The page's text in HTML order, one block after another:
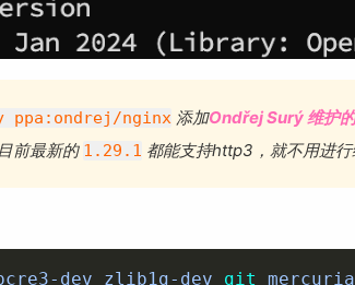
ppa:ondrej/nginx 添加Ondřej Surý 维护
前最新的 1.29.1 都能支持http3，就不用进行
dev zlib1g-dev git